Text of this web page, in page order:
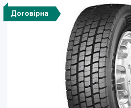
Договірна